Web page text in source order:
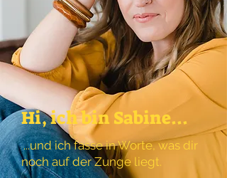
Hi, ich bin Sabine...
....und ich fasse in Worte, was dir
noch auf der Zunge liegt.